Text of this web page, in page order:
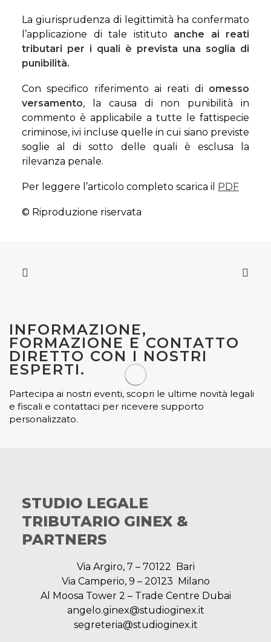
La giurisprudenza di legittimità ha confermato
l’applicazione di tale istituto anche ai reati
tributari per i quali è prevista una soglia di
punibilità.
Con specifico riferimento ai reati di omesso
versamento, la causa di non punibilità in
commento è applicabile a tutte le fattispecie
criminose, ivi incluse quelle in cui siano previste
soglie al di sotto delle quali è esclusa la
rilevanza penale.
Per leggere l’articolo completo scarica il PDF
© Riproduzione riservata
INFORMAZIONE,
FORMAZIONE E CONTATTO
DIRETTO CON I NOSTRI
ESPERTI.
Partecipa ai nostri eventi, scopri le ultime novità legali
e fiscali e contattaci per ricevere supporto
personalizzato.
STUDIO LEGALE
TRIBUTARIO GINEX &
PARTNERS
Via Argiro, 7 – 70122 Bari
Via Camperio, 9 – 20123 Milano
Al Moosa Tower 2 – Trade Centre Dubai
angelo.ginex@studioginex.it
segreteria@studioginex.it